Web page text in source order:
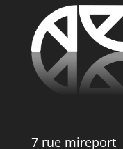
7 rue mireport